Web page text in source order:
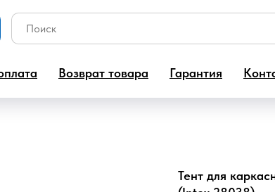
Возврат товара Гарантия
Тент для